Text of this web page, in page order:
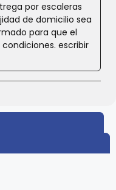
por escaleras
de domicilio sea
para que el
escribir